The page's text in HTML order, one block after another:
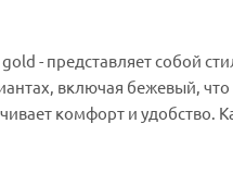
- представляет собой
включая бежевый,
комфорт и удобство.